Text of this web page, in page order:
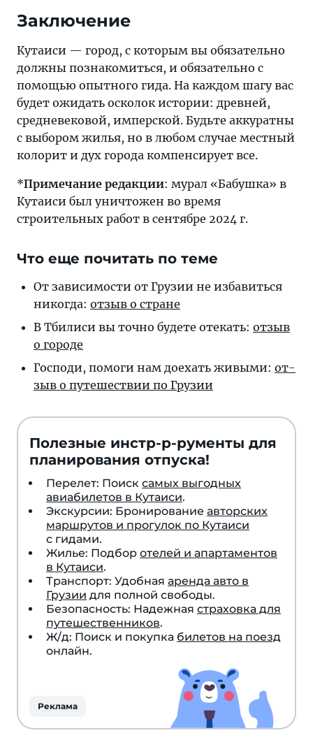
Заключение
Кутаиси — город, с которым вы обязательно
должны познакомиться, и обязательно с
помощью опытного гида. На каждом шагу вас
будет ожидать осколок истории: древней,
средневековой, имперской. Будьте аккуратны
с выбором жилья, но в любом случае местный
колорит и дух города компенсирует все.
*Примечание редакции: мурал «Бабушка» в
Кутаиси был уничтожен во время
строительных работ в сентябре 2024 г.
Что еще почитать по теме
От зависимос­ти от Гру­зии не из­ба­вить­ся
ни­ко­гда: от­зыв о стране
В Тбилиси вы точ­но бу­де­те оте­кать: от­зыв
о городе
Господи, помоги нам до­е­хать жи­вы­ми: от­
зыв о пу­те­шест­вии по Грузии
Полезные инстр-р-рументы для
планирования отпуска!
Перелет: Поиск самых выгодных
авиабилетов в Кутаиси.
Экскурсии: Бронирование авторских
маршрутов и прогулок по Кутаиси
с гидами.
Жилье: Подбор отелей и апартаментов
в Кутаиси.
Транспорт: Удобная аренда авто в
Грузии для полной свободы.
Безопасность: Надежная страховка для
путешественников.
Ж/д: Поиск и покупка билетов на поезд
онлайн.
Реклама